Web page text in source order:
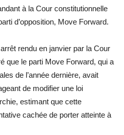
à la Cour constitutionnelle
d’opposition, Move Forward.
rendu en janvier par la Cour
que le parti Move Forward, qui a
de l’année dernière, avait
de modifier une loi
estimant que cette
cachée de porter atteinte à